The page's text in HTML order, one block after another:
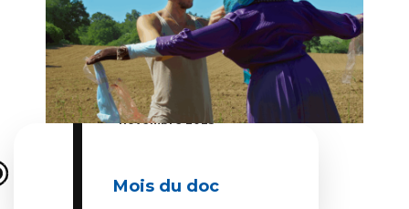
Du 01 novembre 2025 au 30
novembre 2025
Mois du doc